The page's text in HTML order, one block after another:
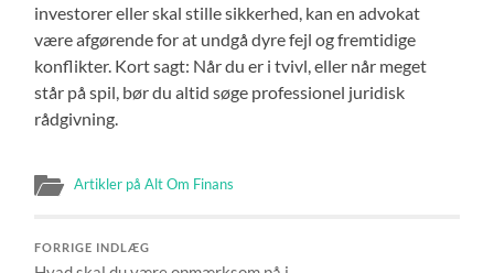
investorer eller skal stille sikkerhed, kan en advokat
være afgørende for at undgå dyre fejl og fremtidige
konflikter. Kort sagt: Når du er i tvivl, eller når meget
står på spil, bør du altid søge professionel juridisk
rådgivning.
Artikler på Alt Om Finans
FORRIGE INDLÆG